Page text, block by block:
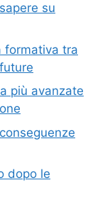
su
formativa tra
più avanzate
dopo le